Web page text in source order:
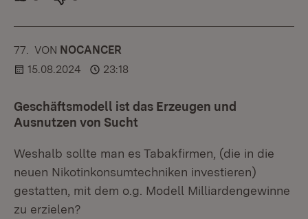
77. KOMMENTAR
VON :NOCANCER
15.08.2024
23:18
Geschäftsmodell ist das Erzeugen und
Ausnutzen von Sucht
Weshalb sollte man es Tabakfirmen, (die in die
neuen Nikotinkonsumtechniken investieren)
gestatten, mit dem o.g. Modell Milliardengewinne
zu erzielen?